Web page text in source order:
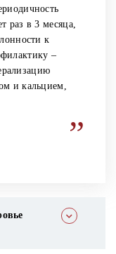
раз в 3 месяца,
к
–
и кальцием,
”